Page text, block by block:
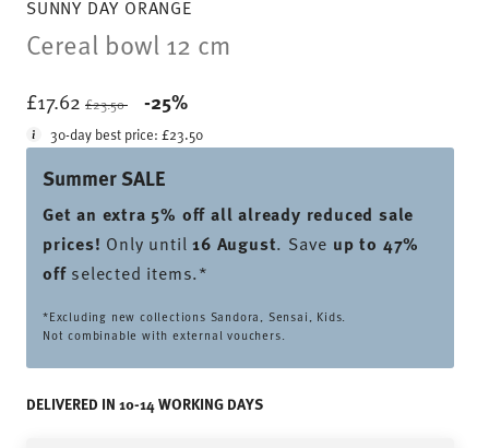
SUNNY DAY ORANGE
Cereal bowl 12 cm
£17.62 Price reduced from
£23.50 -25%
30-day best price:£23.50
Summer SALE
Get an extra 5% off all already reduced sale
prices! Only until16 August. Save up to 47%
offselected items.*
*Excluding new collections Sandora, Sensai, Kids.
Not combinable with external vouchers.
DELIVERED IN 10-14 WORKING DAYS